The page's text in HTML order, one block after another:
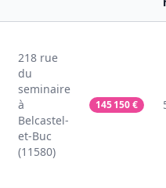
218 rue
du
seminaire
à
Belcastel-
et-Buc
(11580)
145 150€